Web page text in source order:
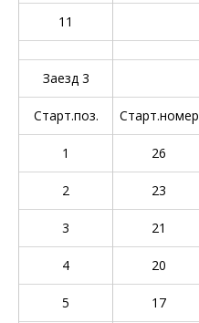
11
Заезд 3
Старт.поз. Старт.номер
1 26
2 23
3 21
4 20
5 17